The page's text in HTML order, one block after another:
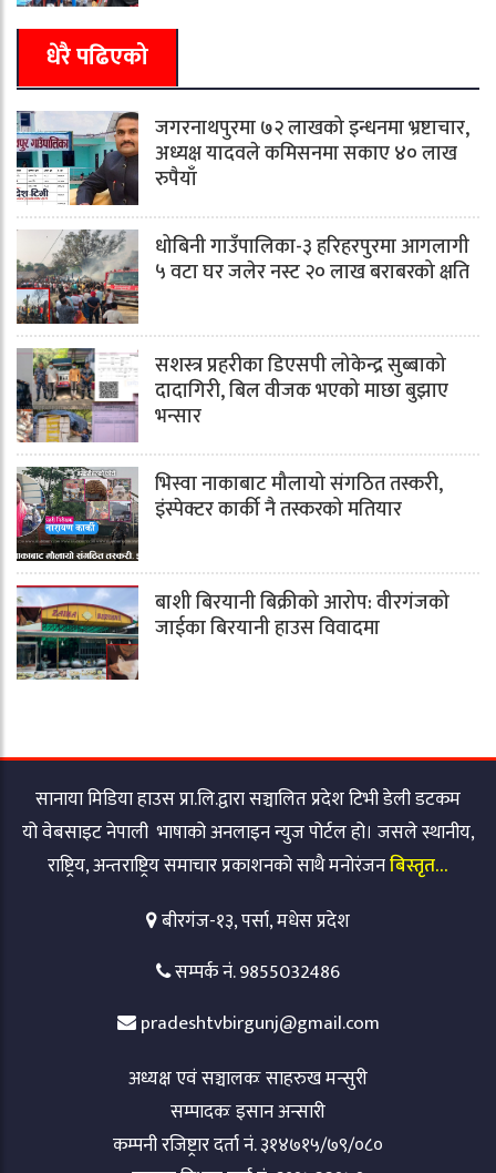
धेरै पढिएको
जगरनाथपुरमा ७२ लाखको इन्धनमा भ्रष्टाचार,
अध्यक्ष यादवले कमिसनमा सकाए ४० लाख
रुपैयाँ
धोबिनी गाउँपालिका-३ हरिहरपुरमा आगलागी
५ वटा घर जलेर नस्ट २० लाख बराबरको क्षति
सशस्त्र प्रहरीका डिएसपी लोकेन्द्र सुब्बाको
दादागिरी, बिल वीजक भएको माछा बुझाए
भन्सार
भिस्वा नाकाबाट मौलायो संगठित तस्करी,
इंस्पेक्टर कार्की नै तस्करको मतियार
बाशी बिरयानी बिक्रीको आरोप: वीरगंजको
जाईका बिरयानी हाउस विवादमा
सानाया मिडिया हाउस प्रा.लि.द्वारा सञ्चालित प्रदेश टिभी डेली डटकम
यो वेबसाइट नेपाली भाषाको अनलाइन न्युज पोर्टल हो। जसले स्थानीय,
राष्ट्रिय, अन्तराष्ट्रिय समाचार प्रकाशनको साथै मनोरंजनबिस्तृत…
बीरगंज-१३, पर्सा, मधेस प्रदेश
सम्पर्क नं. 9855032486
pradeshtvbirgunj@gmail.com
अध्यक्ष एवं सञ्चालकः साहरुख मन्सुरी
सम्पादकः इसान अन्सारी
कम्पनी रजिष्ट्रार दर्ता नं. ३१४७१५/७९/०८०